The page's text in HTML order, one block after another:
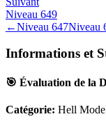
Niveau 649
←Niveau 647Niveau
Informations et
🎯 Évaluation de la
Catégorie: Hell Mode